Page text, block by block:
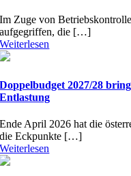
Im Zuge von
aufgegriffen, die […]
Weiterlesen
Doppelbudget 2027/28
Entlastung
Ende April 2026 hat die
die Eckpunkte […]
Weiterlesen